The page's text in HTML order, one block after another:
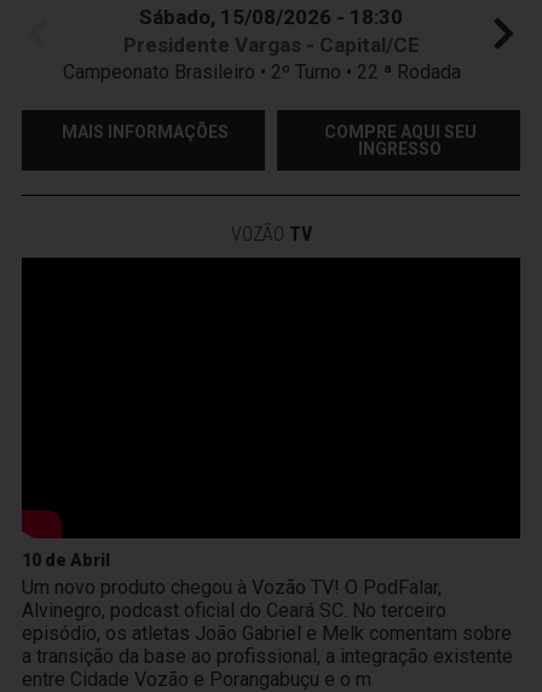
Sábado, 15/08/2026 - 18:30
Presidente Vargas - Capital/CE
Campeonato Brasileiro • 2º Turno • 22 ª Rodada
MAIS INFORMAÇÕES
COMPRE AQUI SEU
INGRESSO
VOZÃO TV
10 de Abril
Um novo produto chegou à Vozão TV! O PodFalar,
Alvinegro, podcast oficial do Ceará SC. No terceiro
episódio, os atletas João Gabriel e Melk comentam sobre
a transição da base ao profissional, a integração existente
entre Cidade Vozão e Porangabuçu e o m